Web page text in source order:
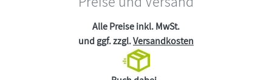
Alle Preise inkl. MwSt.
und ggf. zzgl.Versandkosten